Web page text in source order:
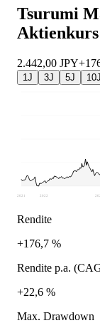
Tsurumi
Aktienkurs
2.442,00 JPY
1J 3J 5J 10J
2021 2022
Rendite
+176,7 %
Rendite p.a.
+22,6 %
Max. Drawdown